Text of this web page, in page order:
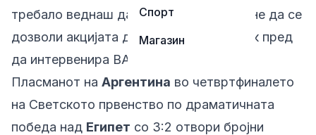
Спорт
Магазин
требало веднаш да биде прекината, а не да се
дозволи акцијата да заврши со погодок пред
да интервенира ВАР.
Пласманот на Аргентина во четвртфиналето
на Светското првенство по драматичната
победа над Египет со 3:2 отвори бројни